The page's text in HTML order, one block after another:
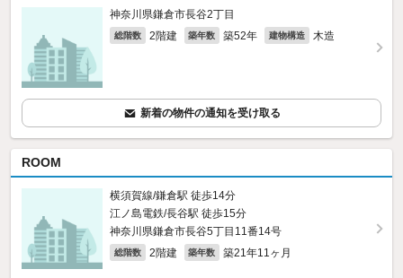
神奈川県鎌倉市長谷2丁目
総階数 2階建 築年数 築52年 建物構造 木造
新着の物件の通知を受け取る
ROOM
横須賀線/鎌倉駅 徒歩14分
江ノ島電鉄/長谷駅 徒歩15分
神奈川県鎌倉市長谷5丁目11番14号
総階数 2階建 築年数 築21年11ヶ月